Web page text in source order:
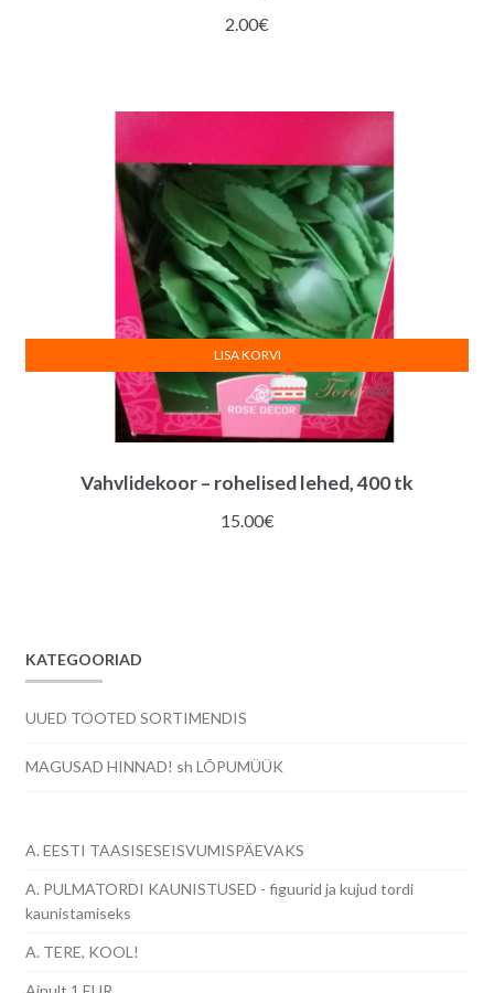
2.00€
Vahvlidekoor – rohelised lehed, 400 tk
15.00€
LISA KORVI
KATEGOORIAD
UUED TOOTED SORTIMENDIS
MAGUSAD HINNAD! sh LÕPUMÜÜK
A. EESTI TAASISESEISVUMISPÄEVAKS
A. PULMATORDI KAUNISTUSED - figuurid ja kujud tordi
kaunistamiseks
A. TERE, KOOL!